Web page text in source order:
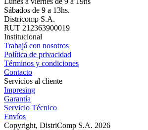
Sábados de 9 a 13hs.
Districomp S.A.
RUT 212363900019
Institucional
Trabajá con nosotros
Política de privacidad
Términos y condiciones
Contacto
Servicios al cliente
Impresing
Garantía
Servicio Técnico
Envíos
Copyright, DistriComp S.A. 2026